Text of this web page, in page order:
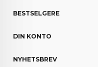
BESTSELGERE
DIN KONTO
NYHETSBREV